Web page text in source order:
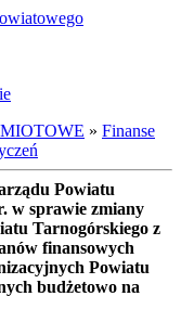
» Finanse
Powiatu
w sprawie zmiany
Tarnogórskiego z
finansowych
Powiatu
budżetowo na